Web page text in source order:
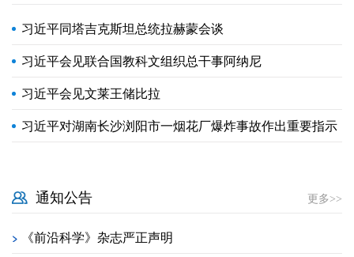
习近平同塔吉克斯坦总统拉赫蒙会谈
习近平会见联合国教科文组织总干事阿纳尼
习近平会见文莱王储比拉
习近平对湖南长沙浏阳市一烟花厂爆炸事故作出重要指示
通知公告 更多>>
> 《前沿科学》杂志严正声明